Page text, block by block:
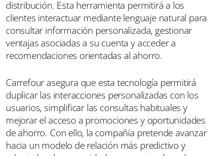
distribución. Esta herramienta permitirá a los
clientes interactuar mediante lenguaje natural para
consultar información personalizada, gestionar
ventajas asociadas a su cuenta y acceder a
recomendaciones orientadas al ahorro.
Carrefour asegura que esta tecnología permitirá
duplicar las interacciones personalizadas con los
usuarios, simplificar las consultas habituales y
mejorar el acceso a promociones y oportunidades
de ahorro. Con ello, la compañía pretende avanzar
hacia un modelo de relación más predictivo y